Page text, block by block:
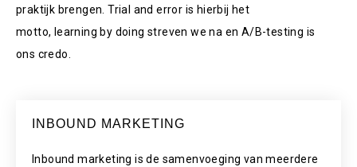
praktijk brengen. Trial and error is hierbij het
motto, learning by doing streven we na en A/B-testing is
ons credo.
INBOUND MARKETING
Inbound marketing is de samenvoeging van meerdere